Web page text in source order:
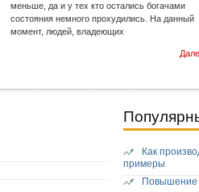
меньше, да и у тех кто остались богачами
состояния немного прохудились. На данный
момент, людей, владеющих
Как
примеры
Повышение